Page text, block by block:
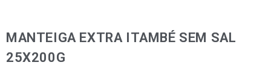
MANTEIGA EXTRA ITAMBÉ SEM SAL
25X200G